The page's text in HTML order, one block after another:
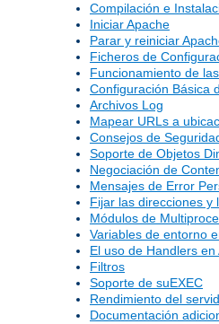
Compilación e
Iniciar Apache
Parar y reiniciar
Ficheros de
Funcionamiento de
Configuración Básica
Archivos Log
Mapear URLs a
Consejos de
Soporte de Objetos
Negociación de
Mensajes de Error
Fijar las direcciones y
Módulos de
Variables de entorno
El uso de Handlers en
Filtros
Soporte de suEXEC
Rendimiento del
Documentación